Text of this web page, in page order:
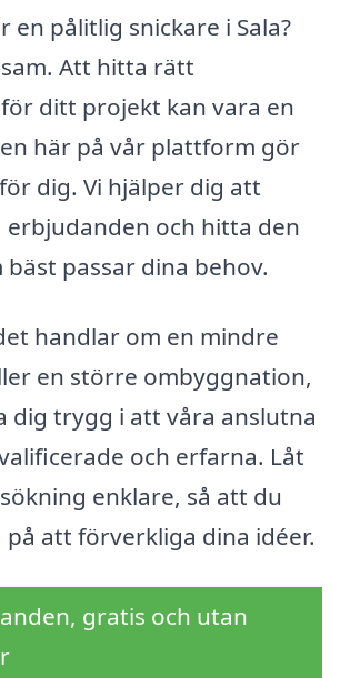
en pålitlig snickare i Sala?
Att hitta rätt
ditt projekt kan vara en
här på vår plattform gör
dig. Vi hjälper dig att
erbjudanden och hitta den
bäst passar dina behov.
handlar om en mindre
en större ombyggnation,
dig trygg i att våra anslutna
och erfarna. Låt
enklare, så att du
på att förverkliga dina idéer.
gratis och utan